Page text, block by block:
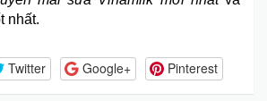
nhất.
Twitter Google+ Pinterest